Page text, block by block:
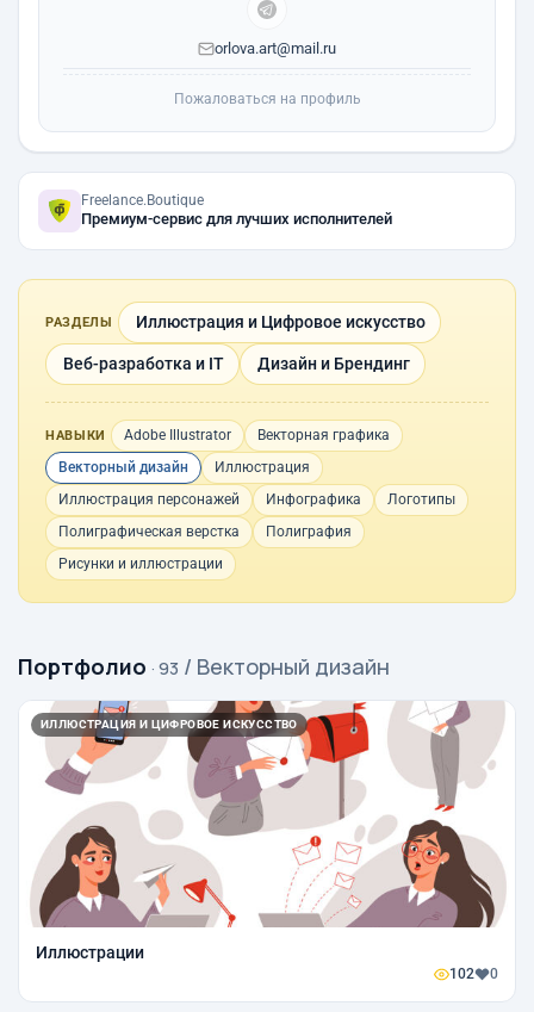
orlova.art@mail.ru
Пожаловаться на профиль
Freelance.Boutique
Премиум-сервис для лучших исполнителей
РАЗДЕЛЫ Иллюстрация и Цифровое искусство
Веб-разработка и IT Дизайн и Брендинг
НАВЫКИ Adobe Illustrator
Векторная графика
Векторный дизайн
Иллюстрация
Иллюстрация персонажей
Инфографика
Логотипы
Полиграфическая верстка
Полиграфия
Рисунки и иллюстрации
Портфолио · 93 / Векторный дизайн
ИЛЛЮСТРАЦИЯ И ЦИФРОВОЕ ИСКУССТВО
Иллюстрации
102 0